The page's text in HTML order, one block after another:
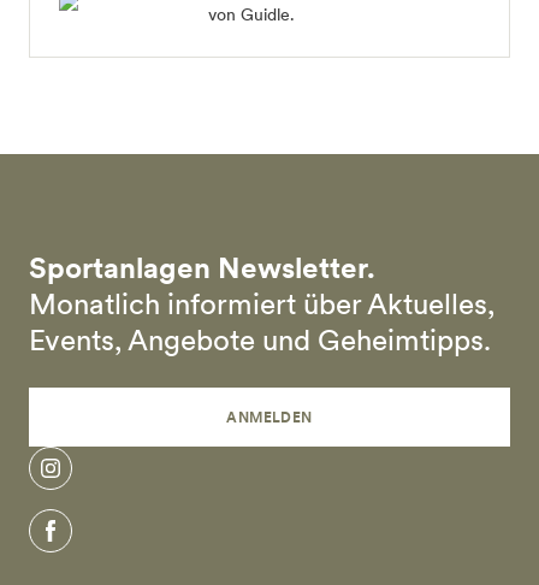
von Guidle.
Sportanlagen Newsletter.
Monatlich informiert über Aktuelles,
Events, Angebote und Geheimtipps.
ANMELDEN
instagram
facebook